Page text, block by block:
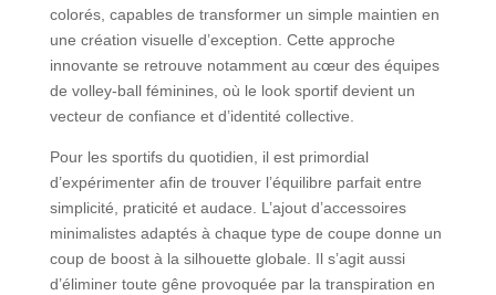
colorés, capables de transformer un simple maintien en
une création visuelle d’exception. Cette approche
innovante se retrouve notamment au cœur des équipes
de volley-ball féminines, où le look sportif devient un
vecteur de confiance et d’identité collective.
Pour les sportifs du quotidien, il est primordial
d’expérimenter afin de trouver l’équilibre parfait entre
simplicité, praticité et audace. L’ajout d’accessoires
minimalistes adaptés à chaque type de coupe donne un
coup de boost à la silhouette globale. Il s’agit aussi
d’éliminer toute gêne provoquée par la transpiration en